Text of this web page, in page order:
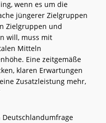
wenn es um die
jüngerer Zielgruppen
Zielgruppen und
will, muss mit
Mitteln
Eine zeitgemäße
klaren Erwartungen
Zusatzleistung mehr,
Deutschlandumfrage